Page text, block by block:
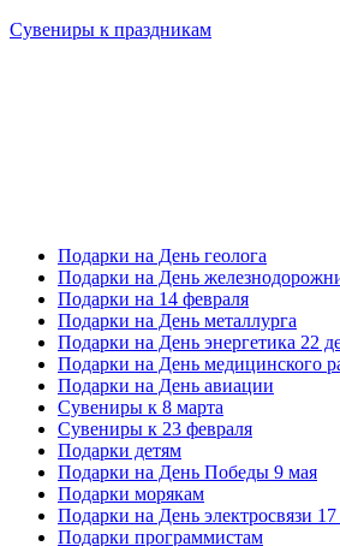
Сувениры к праздникам
Подарки на День геолога
Подарки на День
Подарки на 14 февраля
Подарки на День металлурга
Подарки на День энергетика 22
Подарки на День медицинского
Подарки на День авиации
Сувениры к 8 марта
Сувениры к 23 февраля
Подарки детям
Подарки на День Победы 9 мая
Подарки морякам
Подарки на День электросвязи
Подарки программистам